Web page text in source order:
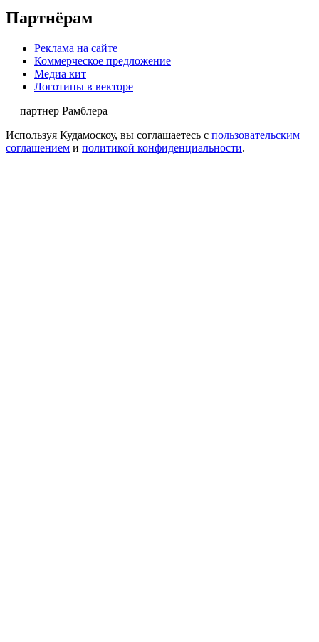
Партнёрам
Реклама на сайте
Коммерческое предложение
Медиа кит
Логотипы в векторе
— партнер Рамблера
Используя Кудамоскоу, вы соглашаетесь с пользовательским
соглашением и политикой конфиденциальности.